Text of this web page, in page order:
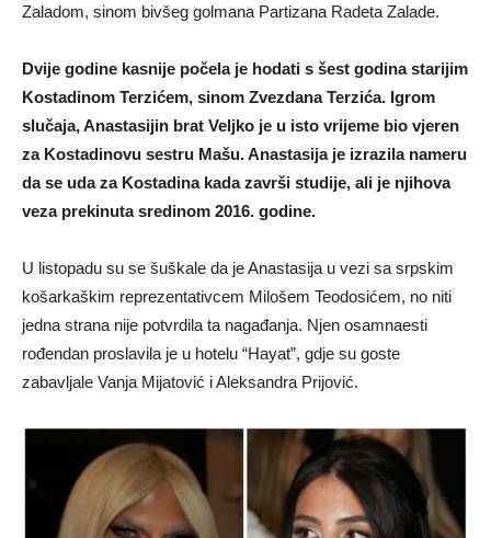
Zaladom, sinom bivšeg golmana Partizana Radeta Zalade.
Dvije godine kasnije počela je hodati s šest godina starijim
Kostadinom Terzićem, sinom Zvezdana Terzića. Igrom
slučaja, Anastasijin brat Veljko je u isto vrijeme bio vjeren
za Kostadinovu sestru Mašu. Anastasija je izrazila nameru
da se uda za Kostadina kada završi studije, ali je njihova
veza prekinuta sredinom 2016. godine.
U listopadu su se šuškale da je Anastasija u vezi sa srpskim
košarkaškim reprezentativcem Milošem Teodosićem, no niti
jedna strana nije potvrdila ta nagađanja. Njen osamnaesti
rođendan proslavila je u hotelu “Hayat”, gdje su goste
zabavljale Vanja Mijatović i Aleksandra Prijović.